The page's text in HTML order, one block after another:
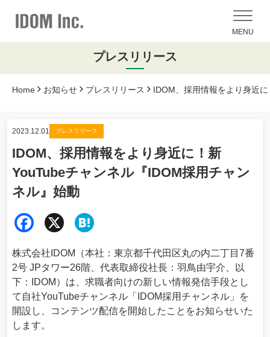
MENU
プレスリリース
Home お知らせ プレスリリース IDOM、採用情報をより身近
2023.12.01 プレスリリース
IDOM、採用情報をより身近に！新
YouTubeチャンネル『IDOM採用チャン
ネル』始動
Fac
ok
株式会社IDOM（本社：東京都千代田区丸の内二丁目7番
2号 JPタワー26階、代表取締役社長：羽鳥由宇介、以
下：IDOM）は、求職者向けの新しい情報発信手段とし
て自社YouTubeチャンネル「IDOM採用チャンネル」を
開設し、コンテンツ配信を開始したことをお知らせいた
します。